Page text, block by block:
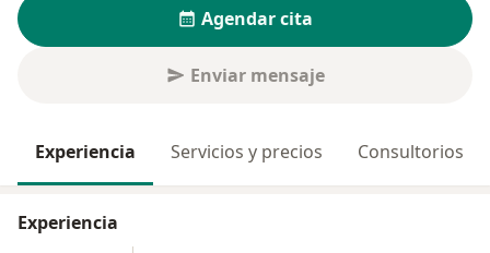
Agendar cita
Enviar mensaje
Experiencia Servicios y precios Consultorios
Experiencia